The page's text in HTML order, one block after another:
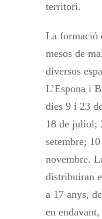
territori.
La formació
mesos de
diversos
L’Espona i
dies 9 i 23
18 de juliol;
setembre;
novembre.
distribuiran
a 17 anys,
en